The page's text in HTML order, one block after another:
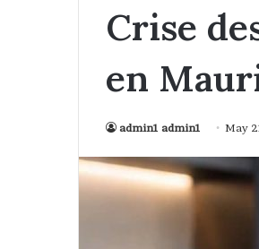
Crise
en
admin1 admin1 May